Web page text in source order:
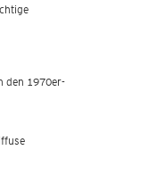
den 1970er-